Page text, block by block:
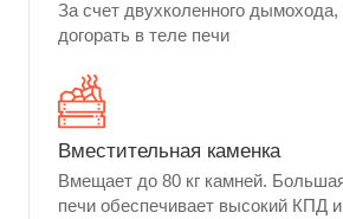
За счет двухколенного дымохода,
догорать в теле печи
Вместительная каменка
Вмещает до 80 кг камней.
печи обеспечивает высокий КПД